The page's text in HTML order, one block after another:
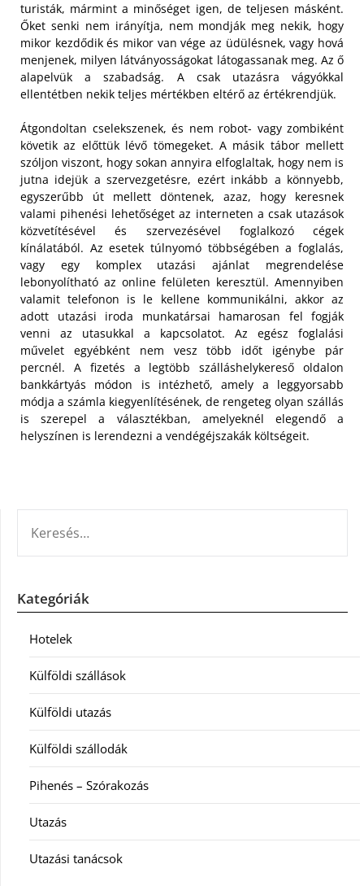
turisták, mármint a minőséget igen, de teljesen másként.
Őket senki nem irányítja, nem mondják meg nekik, hogy
mikor kezdődik és mikor van vége az üdülésnek, vagy hová
menjenek, milyen látványosságokat látogassanak meg. Az ő
alapelvük a szabadság. A csak utazásra vágyókkal
ellentétben nekik teljes mértékben eltérő az értékrendjük.
Átgondoltan cselekszenek, és nem robot- vagy zombiként
követik az előttük lévő tömegeket. A másik tábor mellett
szóljon viszont, hogy sokan annyira elfoglaltak, hogy nem is
jutna idejük a szervezgetésre, ezért inkább a könnyebb,
egyszerűbb út mellett döntenek, azaz, hogy keresnek
valami pihenési lehetőséget az interneten a csak utazások
közvetítésével és szervezésével foglalkozó cégek
kínálatából. Az esetek túlnyomó többségében a foglalás,
vagy egy komplex utazási ajánlat megrendelése
lebonyolítható az online felületen keresztül. Amennyiben
valamit telefonon is le kellene kommunikálni, akkor az
adott utazási iroda munkatársai hamarosan fel fogják
venni az utasukkal a kapcsolatot. Az egész foglalási
művelet egyébként nem vesz több időt igénybe pár
percnél. A fizetés a legtöbb szálláshelykereső oldalon
bankkártyás módon is intézhető, amely a leggyorsabb
módja a számla kiegyenlítésének, de rengeteg olyan szállás
is szerepel a választékban, amelyeknél elegendő a
helyszínen is lerendezni a vendégéjszakák költségeit.
Kategóriák
Hotelek
Külföldi szállások
Külföldi utazás
Külföldi szállodák
Pihenés – Szórakozás
Utazás
Utazási tanácsok